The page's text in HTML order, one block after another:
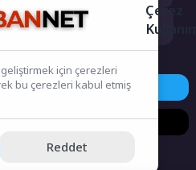
ulaşım yatırımı
Twitter
TikTok
Çerez
için çerezleri
bu çerezleri kabul etmiş
Reddet